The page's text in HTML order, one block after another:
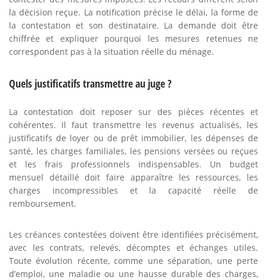
la décision reçue. La notification précise le délai, la forme de
la contestation et son destinataire. La demande doit être
chiffrée et expliquer pourquoi les mesures retenues ne
correspondent pas à la situation réelle du ménage.
Quels justificatifs transmettre au juge ?
La contestation doit reposer sur des pièces récentes et
cohérentes. Il faut transmettre les revenus actualisés, les
justificatifs de loyer ou de prêt immobilier, les dépenses de
santé, les charges familiales, les pensions versées ou reçues
et les frais professionnels indispensables. Un budget
mensuel détaillé doit faire apparaître les ressources, les
charges incompressibles et la capacité réelle de
remboursement.
Les créances contestées doivent être identifiées précisément,
avec les contrats, relevés, décomptes et échanges utiles.
Toute évolution récente, comme une séparation, une perte
d’emploi, une maladie ou une hausse durable des charges,